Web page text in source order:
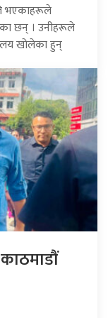
भएकाहरूले
छन् । उनीहरूले
खोलेका हुन्